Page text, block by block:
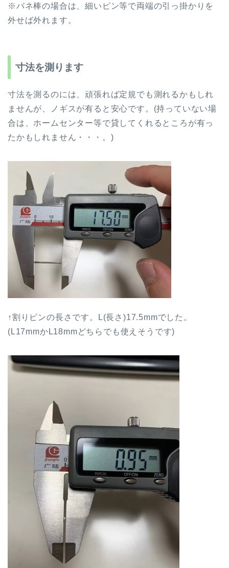
※バネ棒の場合は、細いピン等で両端の引っ掛かりを
外せば外れます。
寸法を測ります
寸法を測るのには、頑張れば定規でも測れるかもしれ
ませんが、ノギスが有ると安心です。(持っていない場
合は、ホームセンター等で貸してくれるところが有っ
たかもしれません・・・。)
↑割りピンの長さです。L(長さ)17.5mmでした。
(L17mmかL18mmどちらでも使えそうです)